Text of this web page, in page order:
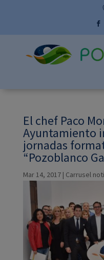
El chef Paco
Ayuntamiento
jornadas
“Pozoblanco
Mar 14, 2017| Carrusel